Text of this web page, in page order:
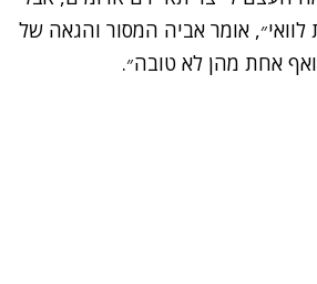
אומר אביה המסור והגאה של
אחת מהן לא טובה״.